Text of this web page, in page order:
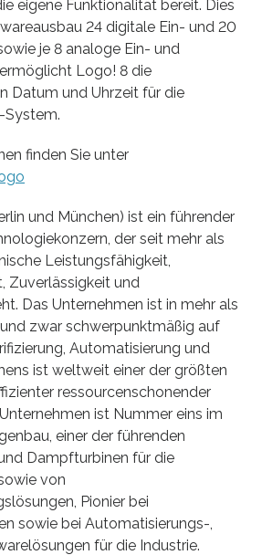
eigene Funktionalität bereit. Dies
24 digitale Ein- und 20
je 8 analoge Ein- und
Logo! 8 die
Datum und Uhrzeit für die
System.
finden Sie unter
und München) ist ein führender
der seit mehr als
Leistungsfähigkeit,
Zuverlässigkeit und
Das Unternehmen ist in mehr als
zwar schwerpunktmäßig auf
Automatisierung und
ist weltweit einer der größten
ressourcenschonender
ist Nummer eins im
einer der führenden
Dampfturbinen für die
von
Pionier bei
sowie bei Automatisierungs-,
für die Industrie.